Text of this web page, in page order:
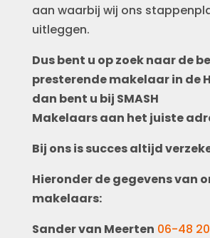
aan waarbij wij ons
uitleggen.
Dus bent u op zoek naar de
presterende makelaar in de
dan bent u bij SMASH
Makelaars aan het juiste
Bij ons is succes altijd
Hieronder de gegevens van
makelaars:
Sander van Meerten 06-48 20